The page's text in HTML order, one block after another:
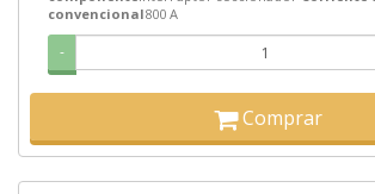
convencional800 A
-
Comprar